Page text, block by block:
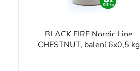
BLACK FIRE Nordic Line
CHESTNUT, balení 6x0,5 kg